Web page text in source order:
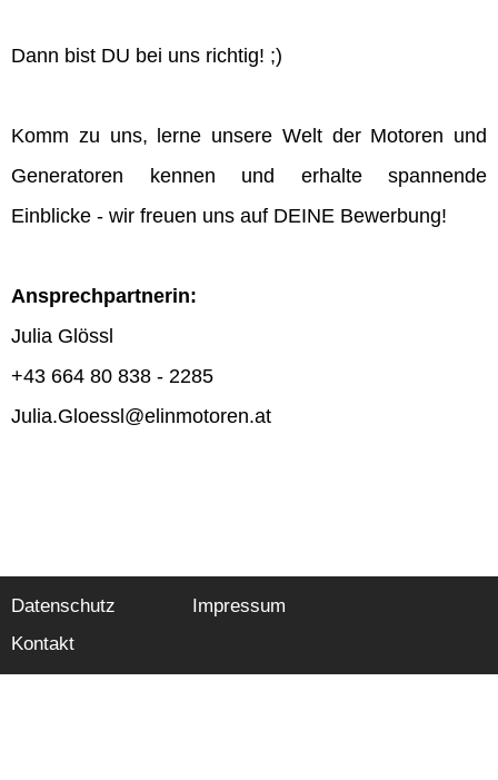
Dann bist DU bei uns richtig! ;)
Komm zu uns, lerne unsere Welt der Motoren und
Generatoren kennen und erhalte spannende
Einblicke - wir freuen uns auf DEINE Bewerbung!
Ansprechpartnerin:
Julia Glössl
+43 664 80 838 - 2285
Julia.Gloessl@elinmotoren.at
Datenschutz
Impressum
Kontakt